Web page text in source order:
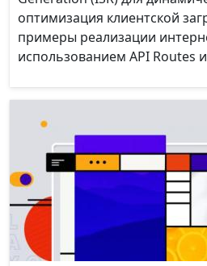
оптимизация клиентской
примеры реализации
использованием API Routes и